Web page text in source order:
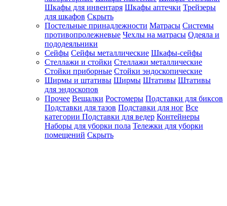
Шкафы для инвентаря Шкафы аптечки Трейзеры
для шкафов Скрыть
Постельные принадлежности Матрасы Системы
противопролежневые Чехлы на матрасы Одеяла и
пододеяльники
Сейфы Сейфы металлические Шкафы-сейфы
Стеллажи и стойки Стеллажи металлические
Стойки приборные Стойки эндоскопические
Ширмы и штативы Ширмы Штативы Штативы
для эндоскопов
Прочее Вешалки Ростомеры Подставки для биксов
Подставки для тазов Подставки для ног Все
категории Подставки для ведер Контейнеры
Наборы для уборки пола Тележки для уборки
помещений Скрыть